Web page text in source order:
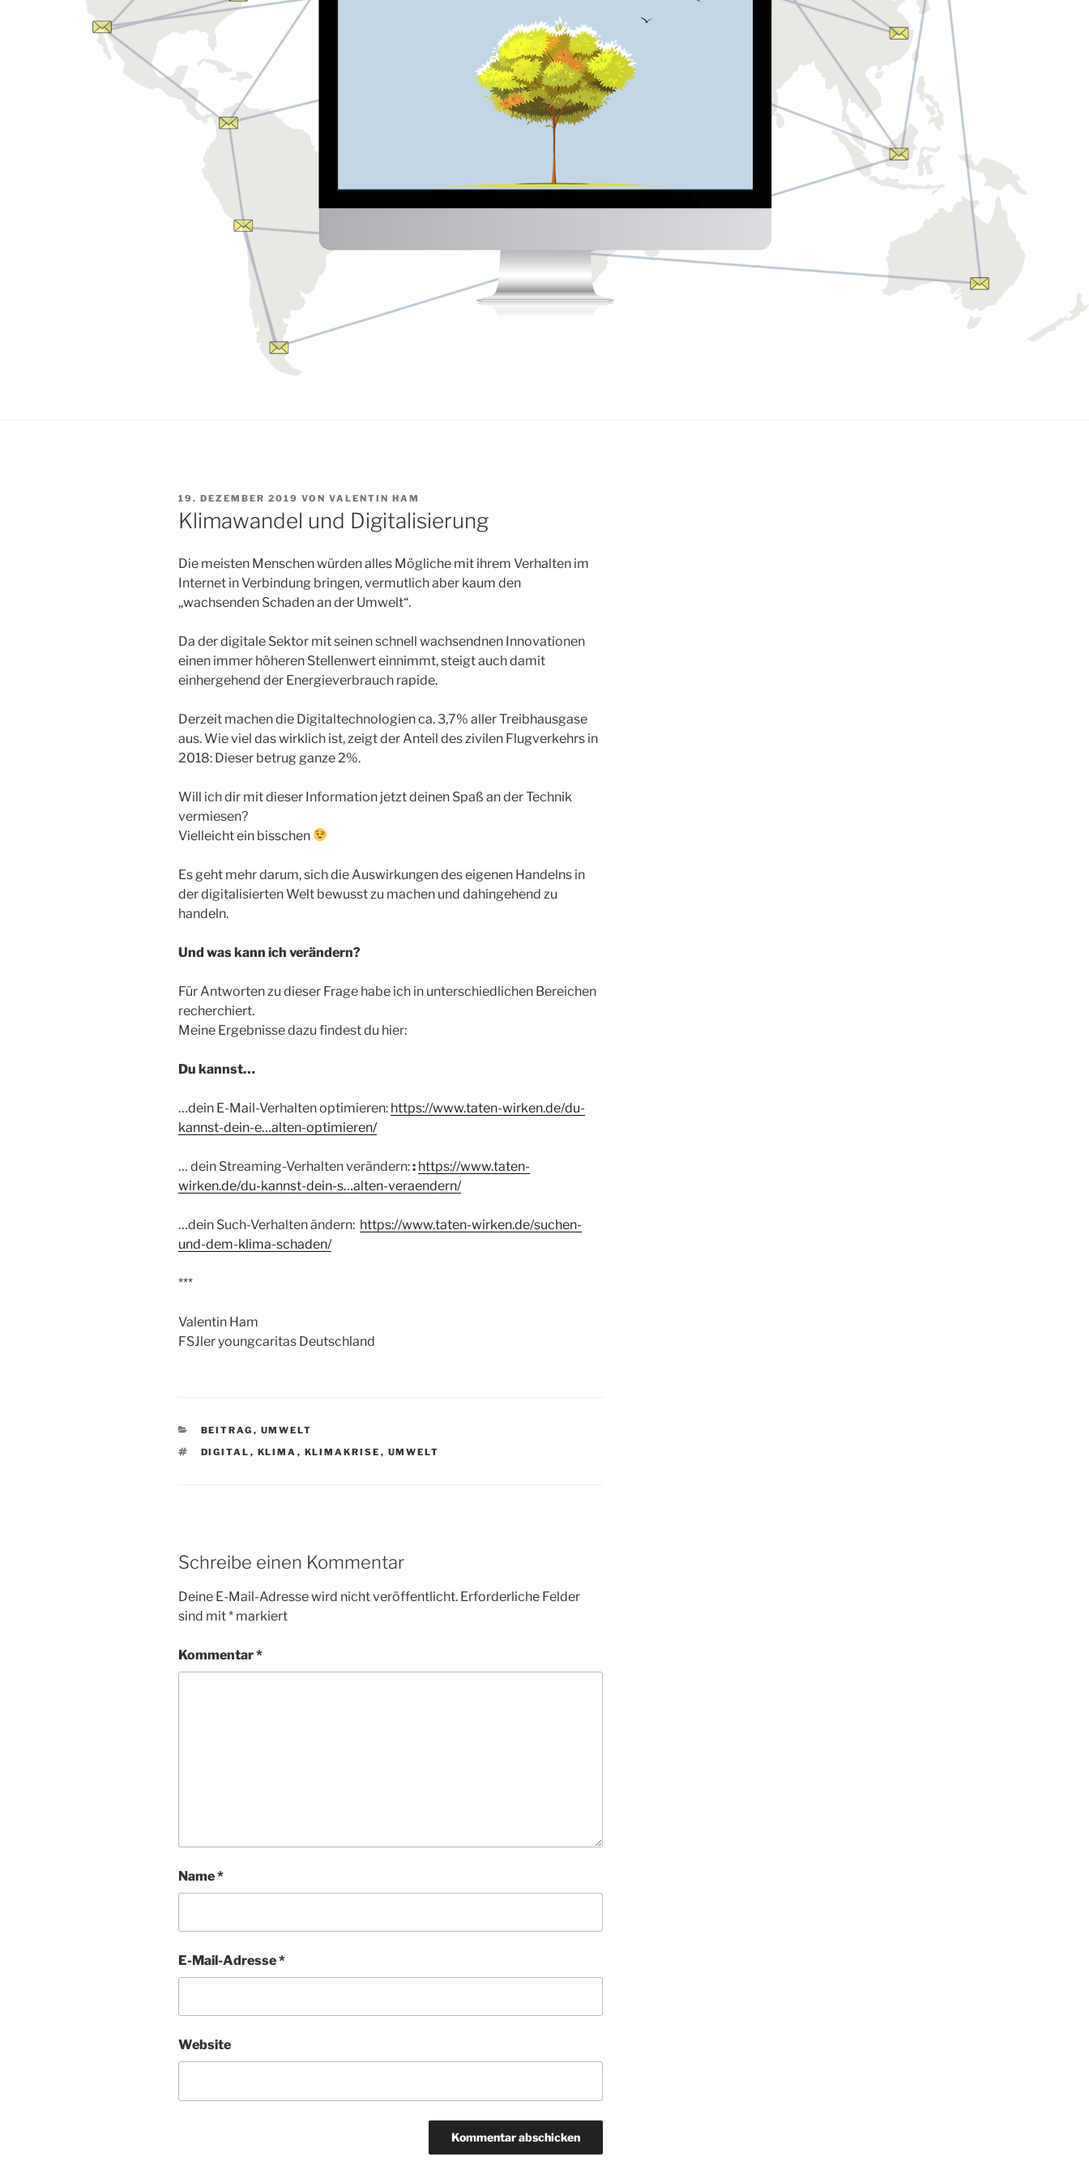
VERÖFFENTLICHT
AM
19. DEZEMBER 2019 VON VALENTIN HAM
Klimawandel und Digitalisierung
Die meisten Menschen würden alles Mögliche mit ihrem Verhalten im
Internet in Verbindung bringen, vermutlich aber kaum den
„wachsenden Schaden an der Umwelt“.
Da der digitale Sektor mit seinen schnell wachsendnen Innovationen
einen immer höheren Stellenwert einnimmt, steigt auch damit
einhergehend der Energieverbrauch rapide.
Derzeit machen die Digitaltechnologien ca. 3,7% aller Treibhausgase
aus. Wie viel das wirklich ist, zeigt der Anteil des zivilen Flugverkehrs in
2018: Dieser betrug ganze 2%.
Will ich dir mit dieser Information jetzt deinen Spaß an der Technik
vermiesen?
Vielleicht ein bisschen
Es geht mehr darum, sich die Auswirkungen des eigenen Handelns in
der digitalisierten Welt bewusst zu machen und dahingehend zu
handeln.
Und was kann ich verändern?
Für Antworten zu dieser Frage habe ich in unterschiedlichen Bereichen
recherchiert.
Meine Ergebnisse dazu findest du hier:
Du kannst…
…dein E-Mail-Verhalten optimieren: https://www.taten-wirken.de/du-
kannst-dein-e…alten-optimieren/‎
… dein Streaming-Verhalten verändern:: https://www.taten-
wirken.de/du-kannst-dein-s…alten-veraendern/
…dein Such-Verhalten ändern: https://www.taten-wirken.de/suchen-
und-dem-klima-schaden/‎
***
Valentin Ham
FSJler youngcaritas Deutschland
KATEGORIEN
BEITRAG , UMWELT
SCHLAGWÖRTER
DIGITAL , KLIMA , KLIMAKRISE , UMWELT
Schreibe einen Kommentar
Deine E-Mail-Adresse wird nicht veröffentlicht. Erforderliche Felder
sind mit* markiert
Kommentar*
Name*
E-Mail-Adresse*
Website